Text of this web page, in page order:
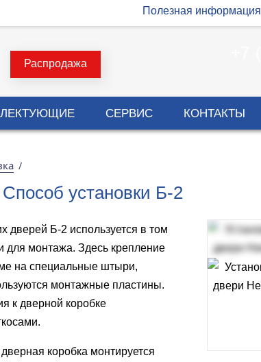
Полезная информация
Распродажа
СЕРВИС КОНТАКТЫ
/
установки Б-2
дверей Б-2 используется в том
для монтажа. Здесь крепление
на специальные штыри,
монтажные пластины.
к дверной коробке
коробка монтируется